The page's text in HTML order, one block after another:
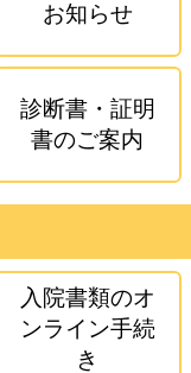
お知らせ
診断書・証明
書のご案内
入院書類のオ
ンライン手続
き